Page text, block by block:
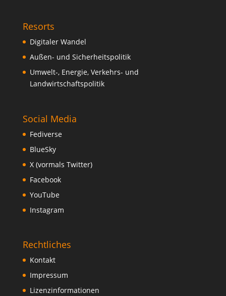
Resorts
Digitaler Wandel
Außen- und Sicherheitspolitik
Umwelt-, Energie, Verkehrs- und
Landwirtschaftspolitik
Social Media
Fediverse
BlueSky
X (vormals Twitter)
Facebook
YouTube
Instagram
Rechtliches
Kontakt
Impressum
Lizenzinformationen